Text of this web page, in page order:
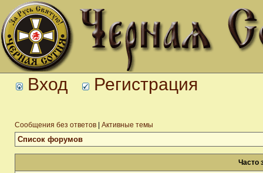
Вход Регистрация
Сообщения без ответов Активные темы
Список форумов
Часто